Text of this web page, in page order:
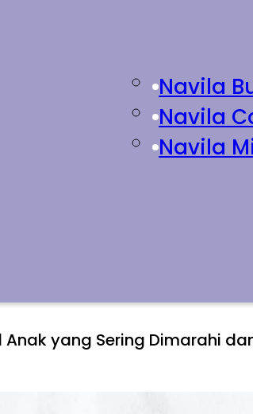
Navila
Navila
Navila
yang Sering Dimarahi